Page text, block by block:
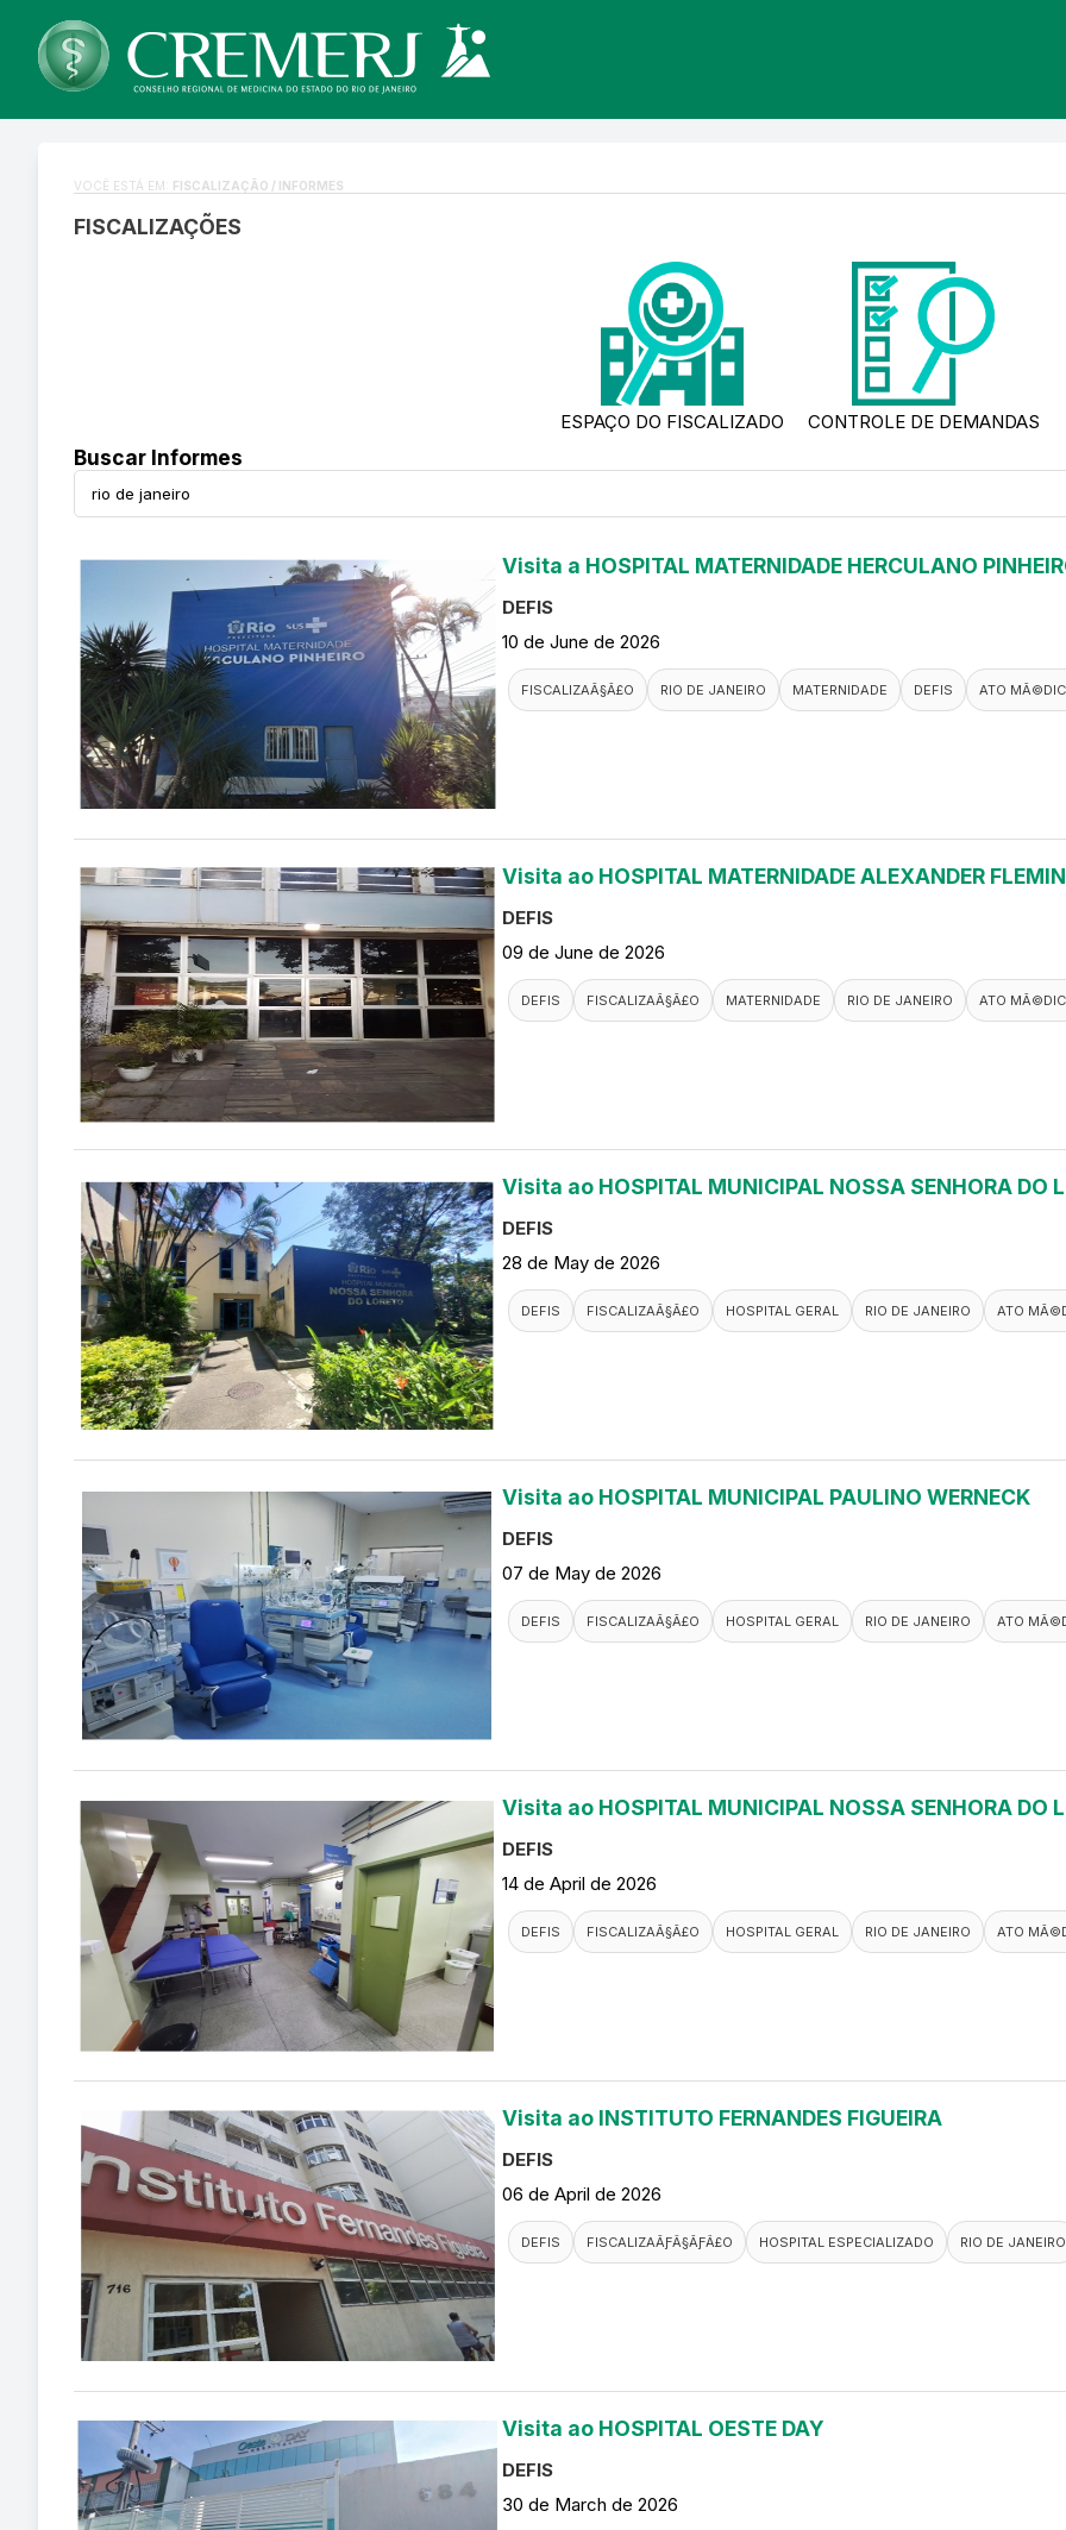
VOCÊ ESTÁ EM: FISCALIZAÇÃO / INFORMES
FISCALIZAÇÕES
ESPAÇO DO FISCALIZADO CONTROLE DE DEMANDAS
Buscar Informes
Visita a HOSPITAL MATERNIDADE HERCULANO
DEFIS
10 de June de 2026
FISCALIZAÃ§Ã£O RIO DE JANEIRO MATERNIDADE DEFIS ATO
Visita ao HOSPITAL MATERNIDADE ALEXANDER
DEFIS
09 de June de 2026
DEFIS FISCALIZAÃ§Ã£O MATERNIDADE RIO DE JANEIRO ATO
Visita ao HOSPITAL MUNICIPAL NOSSA SENHORA DO
DEFIS
28 de May de 2026
DEFIS FISCALIZAÃ§Ã£O HOSPITAL GERAL RIO DE JANEIRO ATO
Visita ao HOSPITAL MUNICIPAL PAULINO WERNECK
DEFIS
07 de May de 2026
DEFIS FISCALIZAÃ§Ã£O HOSPITAL GERAL RIO DE JANEIRO ATO
Visita ao HOSPITAL MUNICIPAL NOSSA SENHORA DO
DEFIS
14 de April de 2026
DEFIS FISCALIZAÃ§Ã£O HOSPITAL GERAL RIO DE JANEIRO ATO
Visita ao INSTITUTO FERNANDES FIGUEIRA
DEFIS
06 de April de 2026
DEFIS FISCALIZAÃƑÂ§ÃƑÂ£O HOSPITAL ESPECIALIZADO RIO DE JANEIRO
Visita ao HOSPITAL OESTE DAY
DEFIS
30 de March de 2026